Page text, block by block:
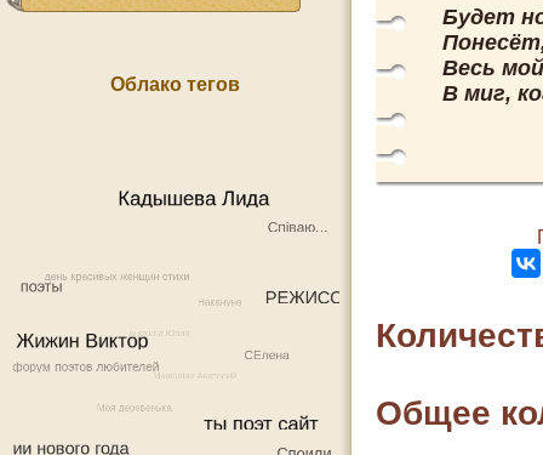
Облако тегов
Будет
Весь
В миг,
Общее